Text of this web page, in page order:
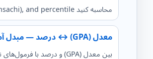
محاسبه کنید z-score, deviation score (T-score / hensachi), and percentile. از ورودی میانگین و انحراف استاندارد یا از لیست امتیازات / جدول فرکانس پشتیبانی می کند.
معدل (GPA) ↔ درصد — مبدل آموزشی
بین معدل (GPA) و درصد با فرمول‌های نمونه (٪ = ۹٫۵ × GPA یا ٪ = ۱۰ × GPA) تبدیل کنید. قاعده هر مؤسسه متفاوت است؛ حتماً قانون رسمی را بررسی کنید.